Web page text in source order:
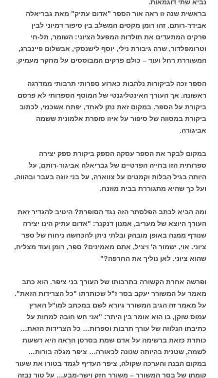
נביא שתי דוגמאות.
בראשית שנה זו ראה אור הספר "אדום עתיק" מאת גבריאלה
אבידר-רותם. זהו רומן מקסים המשלב בין סיפור דמיוני לבין
פרקים המתעדים את תולדות המפעל הציוני: השומר, תל-חי
וטרומפלדור, שרה גיבורת נילי, יוסף לישנסקי, אבשלום פיינברג,
המשוררת רחל ועוד – כולם פרקים המבוססים על מחקר מעמיק.
הספר זכה לביקורות נלהבות כארוע ספרותי תרבותי ממדרגה
ראשונה. אך העורך האינטליגנטי של המוסף הספרותי לא פרסם
ביקורת על הספר. במקום זאת נתן לאחד, יפתח אשכנזי, לכתוב
ביקורת במסווה של סיפור על איזו סופרת אלמונית ששמה
אביגורה.
במקום לבקר את הספר עסקה הספק ביקורת ספק יצירה
ספרותית הזו בחייה הפרטיים של גבריאלה אביגור-רותם, על
היותה בגיל הבלות וקמטים על צווארה, על בני זוגה בעבר ובהווה,
ועל כך שהיא מתגוררת בבית מוזנח.
ומה הביא לכתב הפלסתר הזה נגד הסופרת? היטיב להגדיר זאת
העורך היוצא של מעריב, אמנון דנקנר: "אדום עתיק הינו יצירה
שנודף ממנה באופן מובהק ובלתי ניתן להכחשה ניחוח של ספר
ציוני. אוי, ישמור ה' ויציל, אתם מאמינים? ספר, רומן ועוד מצליח,
שהוא ציוני. לאן נוליך את החרפה?"
ופרשה אחרת הקשורה בתרבותו של העורך בני ציפר. הוא כתב
מאמר על המשורר יעקב בסר ז"ל שכותרתו "כל הצרידות הזאת".
על מאמר זה הגיב המשורר גיורא לשם במכתב למו"ל הארץ
עמוס שוקן, בו הוא אומר בין היתר: "אני חש חובה למחות על
כתיבתו הנלוזה של עורך תרבות וספרות… כל הצרידות הזאת…
כותרת כזאת ברשימה על אדם שמת בסרטן הרֵאה היא רשעות
לשמהּ, שטנית בהיותה שנונה לכאורה… ציפר מגלה בורות…
במקום הבנה והערכה שקולה, ציפר העדיף לגמד בטורו את שעור
קומתו של בסר המשורר – משורר חזק וישר-מבע… על טור נבזה